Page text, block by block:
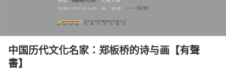
中国历代文化名家：郑板桥的诗与画【有聲
書】